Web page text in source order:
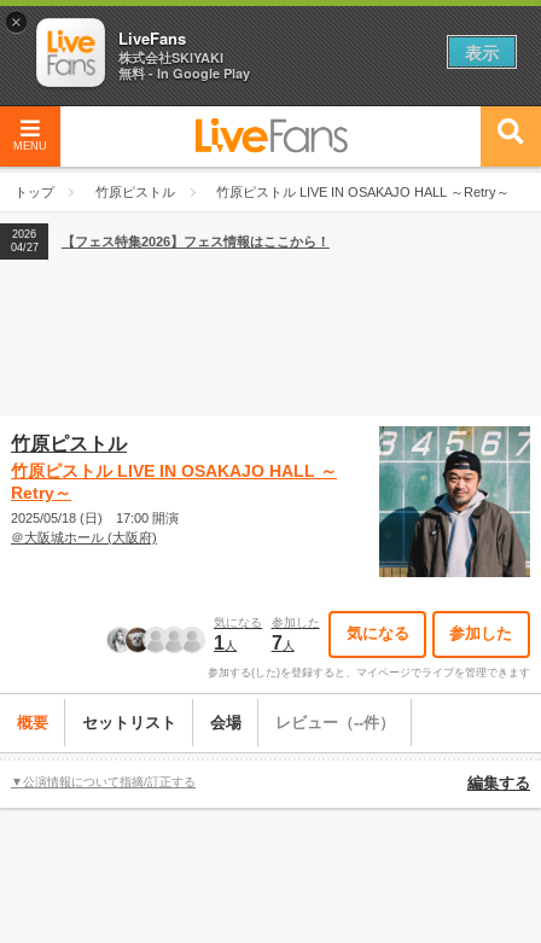
MENU
トップ 竹原ピストル 竹原ピストル LIVE IN OSAKAJO HALL ～Retry～
2026
04/27
2026
【ライブ動員ランキング】2026年上半期編発表！
2026
04/27
【フェス特集2026】フェス情報はここから！
竹原ピストル
竹原ピストル LIVE IN OSAKAJO HALL ～
Retry～
2025/05/18 (日) 17:00 開演
＠大阪城ホール (大阪府)
気になる
1人
参加した
7 人
気になる 参加した
参加する(した)を登録すると、マイページでライブを管理できます
概要 セットリスト 会場 レビュー（--件）
▼公演情報について指摘/訂正する 編集する
×
LiveFans
株式会社SKIYAKI
無料 - In Google Play
表示